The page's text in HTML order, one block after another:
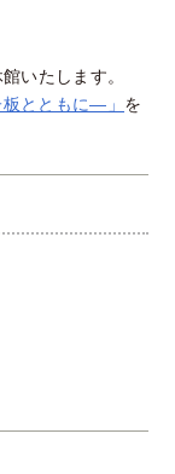
いたします。
とともに―」 を